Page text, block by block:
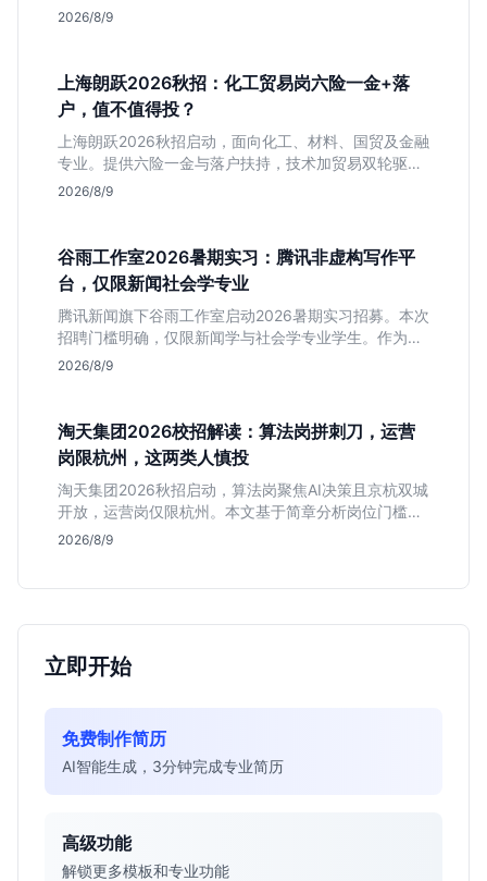
略，助你判断是否适合这种高强度职业起步。
2026/8/9
上海朗跃2026秋招：化工贸易岗六险一金+落
户，值不值得投？
上海朗跃2026秋招启动，面向化工、材料、国贸及金融
专业。提供六险一金与落户扶持，技术加贸易双轮驱动
模式稳定性高。本文解读岗位需求与福利含金量，帮应
2026/8/9
谷雨工作室2026暑期实习：腾讯非虚构写作平
台，仅限新闻社会学专业
腾讯新闻旗下谷雨工作室启动2026暑期实习招募。本次
招聘门槛明确，仅限新闻学与社会学专业学生。作为深
耕非虚构写作的头部团队，该岗位提供独立发稿机会与
2026/8/9
淘天集团2026校招解读：算法岗拼刺刀，运营
岗限杭州，这两类人慎投
淘天集团2026秋招启动，算法岗聚焦AI决策且京杭双城
开放，运营岗仅限杭州。本文基于简章分析岗位门槛、
薪资行情及适合人群，帮应届生判断是否值得投递。
2026/8/9
立即开始
免费制作简历
AI智能生成，3分钟完成专业简历
高级功能
解锁更多模板和专业功能